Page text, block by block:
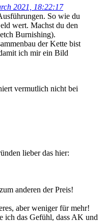
2021, 18:22:17
So wie du
wert. Machst du den
Burnishing).
der Kette bist
ich mir ein Bild
vermutlich nicht bei
lieber das hier:
anderen der Preis!
aber weniger für mehr!
ich das Gefühl, dass AK und